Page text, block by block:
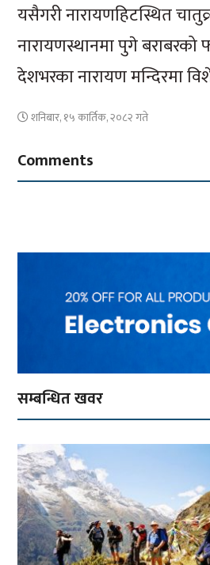
यसैगरी नारायणहिटस्थित
नारायणस्थानमा पुगे बराबरको
देशभरका नारायण मन्दिरमा
शनिबार, १५ कार्तिक, २०८२ गते
Comments
सम्बन्धित खवर